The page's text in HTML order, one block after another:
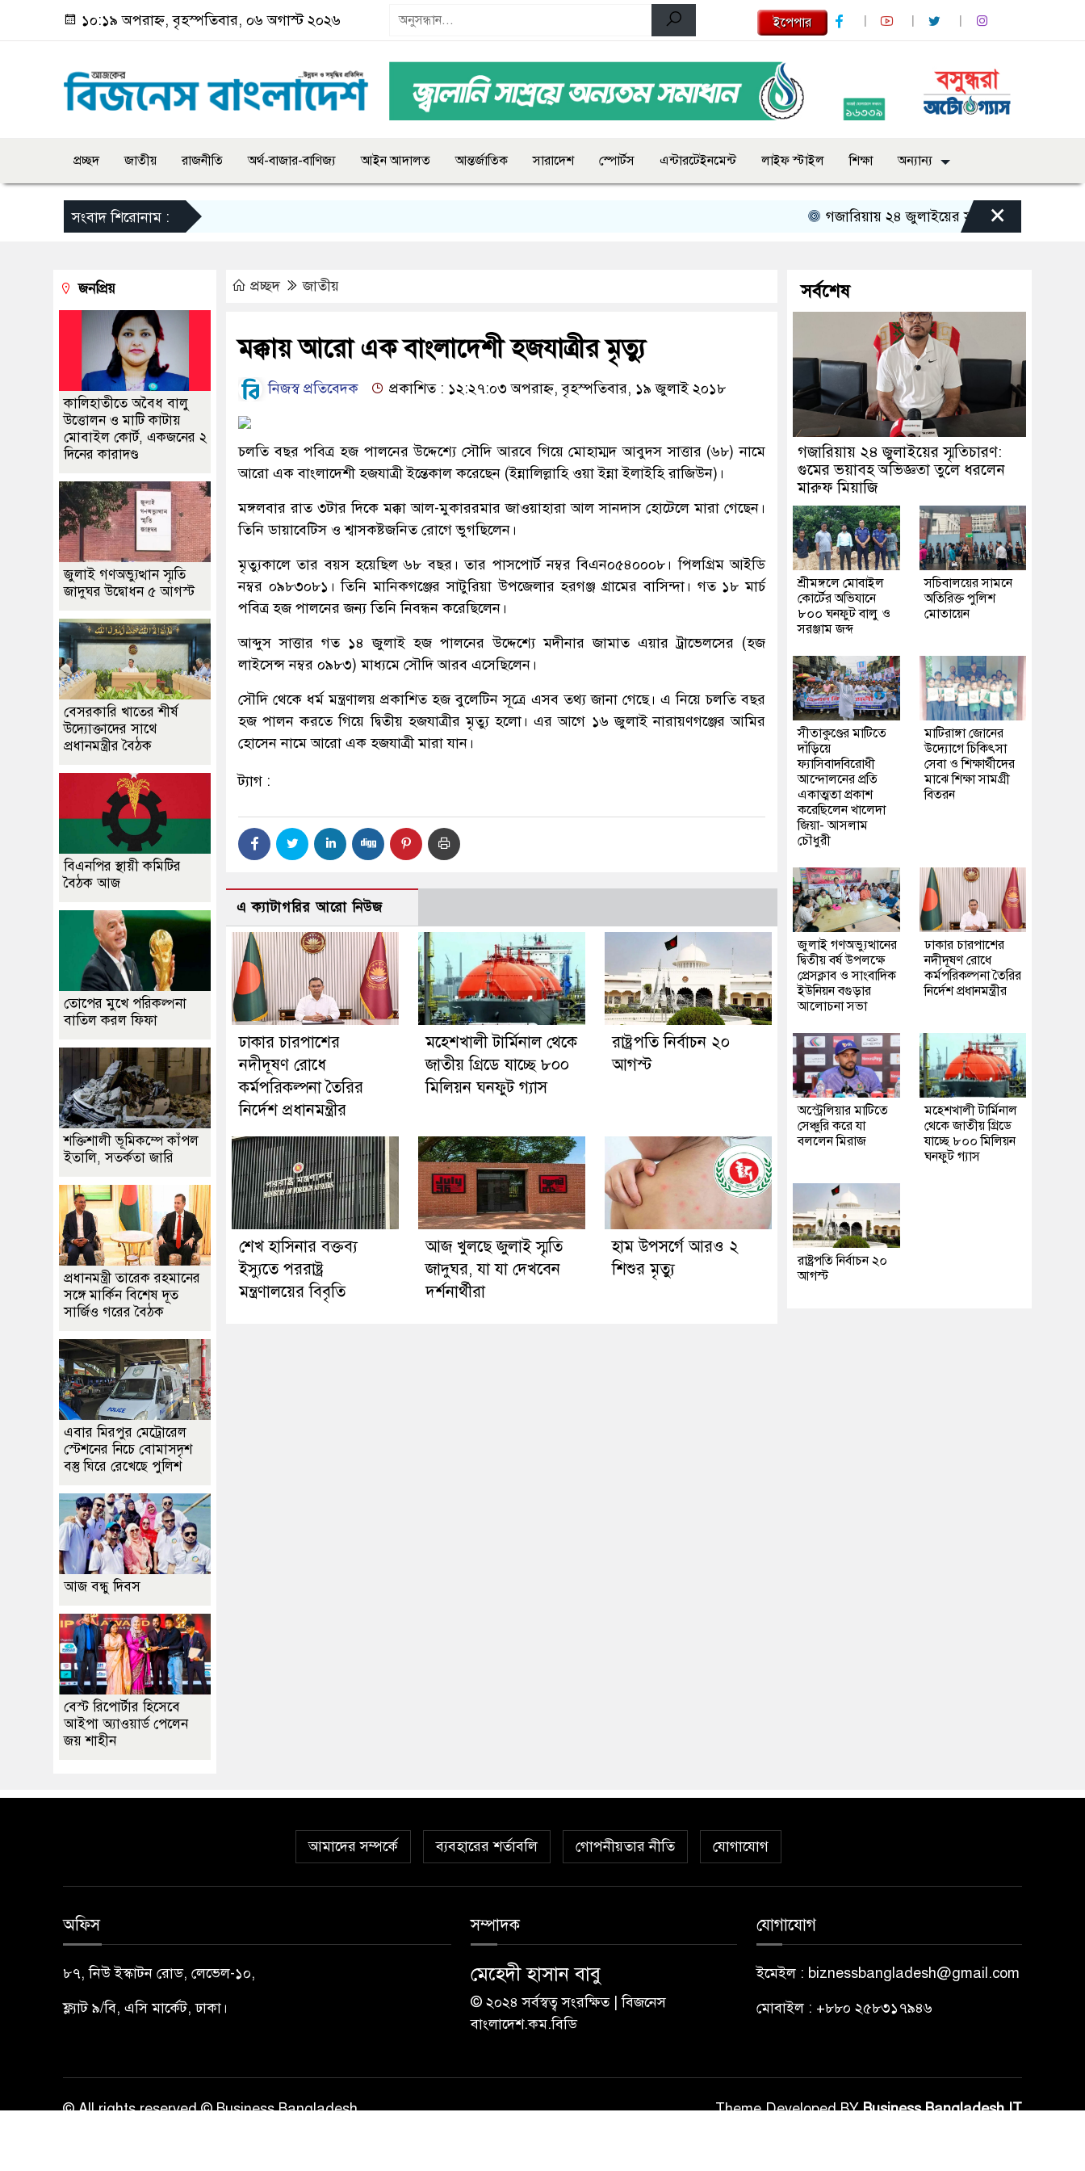
১০:১৯ অপরাহ্ন, বৃহস্পতিবার, ০৬ অগাস্ট ২০২৬ ইপেপার
প্রচ্ছদ জাতীয় রাজনীতি অর্থ-বাজার-বাণিজ্য আইন আদালত আন্তর্জাতিক সারাদেশ স্পোর্টস এন্টারটেইনমেন্ট লাইফ স্টাইল শিক্ষা অন্যান্য
সংবাদ শিরোনাম : গজারিয়ায় ২৪ জুলাইয়ের স্মৃতিচারণ: গুমের ভয়াবহ
×
প্রচ্ছদ জাতীয়
মক্কায় আরো এক বাংলাদেশী হজযাত্রীর মৃত্যু
নিজস্ব প্রতিবেদক প্রকাশিত : ১২:২৭:০৩ অপরাহ্ন, বৃহস্পতিবার, ১৯ জুলাই ২০১৮
চলতি বছর পবিত্র হজ পালনের উদ্দেশ্যে সৌদি আরবে গিয়ে মোহাম্মদ আবুদস সাত্তার (৬৮) নামে
আরো এক বাংলাদেশী হজযাত্রী ইন্তেকাল করেছেন (ইন্নালিল্লাহি ওয়া ইন্না ইলাইহি রাজিউন)।
মঙ্গলবার রাত ৩টার দিকে মক্কা আল-মুকাররমার জাওয়াহারা আল সানদাস হোটেলে মারা গেছেন।
তিনি ডায়াবেটিস ও শ্বাসকষ্টজনিত রোগে ভুগছিলেন।
মৃত্যুকালে তার বয়স হয়েছিল ৬৮ বছর। তার পাসপোর্ট নম্বর বিএন০৫৪০০০৮। পিলগ্রিম আইডি
নম্বর ০৯৮৩০৮১। তিনি মানিকগঞ্জের সাটুরিয়া উপজেলার হরগঞ্জ গ্রামের বাসিন্দা। গত ১৮ মার্চ
পবিত্র হজ পালনের জন্য তিনি নিবন্ধন করেছিলেন।
আব্দুস সাত্তার গত ১৪ জুলাই হজ পালনের উদ্দেশ্যে মদীনার জামাত এয়ার ট্রাভেলসের (হজ
লাইসেন্স নম্বর ০৯৮৩) মাধ্যমে সৌদি আরব এসেছিলেন।
সৌদি থেকে ধর্ম মন্ত্রণালয় প্রকাশিত হজ বুলেটিন সূত্রে এসব তথ্য জানা গেছে। এ নিয়ে চলতি বছর
হজ পালন করতে গিয়ে দ্বিতীয় হজযাত্রীর মৃত্যু হলো। এর আগে ১৬ জুলাই নারায়ণগঞ্জের আমির
হোসেন নামে আরো এক হজযাত্রী মারা যান।
ট্যাগ :
এ ক্যাটাগরির আরো নিউজ
ঢাকার চারপাশের
নদীদূষণ রোধে
কর্মপরিকল্পনা তৈরির
নির্দেশ প্রধানমন্ত্রীর
মহেশখালী টার্মিনাল থেকে
জাতীয় গ্রিডে যাচ্ছে ৮০০
মিলিয়ন ঘনফুট গ্যাস
রাষ্ট্রপতি নির্বাচন ২০
আগস্ট
শেখ হাসিনার বক্তব্য
ইস্যুতে পররাষ্ট্র
মন্ত্রণালয়ের বিবৃতি
আজ খুলছে জুলাই স্মৃতি
জাদুঘর, যা যা দেখবেন
দর্শনার্থীরা
হাম উপসর্গে আরও ২
শিশুর মৃত্যু
জনপ্রিয়
কালিহাতীতে অবৈধ বালু
উত্তোলন ও মাটি কাটায়
মোবাইল কোর্ট, একজনের ২
দিনের কারাদণ্ড
জুলাই গণঅভ্যুত্থান স্মৃতি
জাদুঘর উদ্বোধন ৫ আগস্ট
বেসরকারি খাতের শীর্ষ
উদ্যোক্তাদের সাথে
প্রধানমন্ত্রীর বৈঠক
বিএনপির স্থায়ী কমিটির
বৈঠক আজ
তোপের মুখে পরিকল্পনা
বাতিল করল ফিফা
শক্তিশালী ভূমিকম্পে কাঁপল
ইতালি, সতর্কতা জারি
প্রধানমন্ত্রী তারেক রহমানের
সঙ্গে মার্কিন বিশেষ দূত
সার্জিও গরের বৈঠক
এবার মিরপুর মেট্রোরেল
স্টেশনের নিচে বোমাসদৃশ
বস্তু ঘিরে রেখেছে পুলিশ
আজ বন্ধু দিবস
বেস্ট রিপোর্টার হিসেবে
আইপা অ্যাওয়ার্ড পেলেন
জয় শাহীন
সর্বশেষ
গজারিয়ায় ২৪ জুলাইয়ের স্মৃতিচারণ:
গুমের ভয়াবহ অভিজ্ঞতা তুলে ধরলেন
মারুফ মিয়াজি
শ্রীমঙ্গলে মোবাইল
কোর্টের অভিযানে
৮০০ ঘনফুট বালু ও
সরঞ্জাম জব্দ
সচিবালয়ের সামনে
অতিরিক্ত পুলিশ
মোতায়েন
সীতাকুণ্ডের মাটিতে
দাঁড়িয়ে
ফ্যাসিবাদবিরোধী
আন্দোলনের প্রতি
একাত্মতা প্রকাশ
করেছিলেন খালেদা
জিয়া- আসলাম
চৌধুরী
মাটিরাঙ্গা জোনের
উদ্যোগে চিকিৎসা
সেবা ও শিক্ষার্থীদের
মাঝে শিক্ষা সামগ্রী
বিতরন
জুলাই গণঅভ্যুত্থানের
দ্বিতীয় বর্ষ উপলক্ষে
প্রেসক্লাব ও সাংবাদিক
ইউনিয়ন বগুড়ার
আলোচনা সভা
ঢাকার চারপাশের
নদীদূষণ রোধে
কর্মপরিকল্পনা তৈরির
নির্দেশ প্রধানমন্ত্রীর
অস্ট্রেলিয়ার মাটিতে
সেঞ্চুরি করে যা
বললেন মিরাজ
মহেশখালী টার্মিনাল
থেকে জাতীয় গ্রিডে
যাচ্ছে ৮০০ মিলিয়ন
ঘনফুট গ্যাস
রাষ্ট্রপতি নির্বাচন ২০
আগস্ট
আমাদের সম্পর্কে ব্যবহারের শর্তাবলি গোপনীয়তার নীতি যোগাযোগ
অফিস
৮৭, নিউ ইস্কাটন রোড, লেভেল-১০,
ফ্ল্যাট ৯/বি, এসি মার্কেট, ঢাকা।
সম্পাদক
মেহেদী হাসান বাবু
© ২০২৪ সর্বস্বত্ব সংরক্ষিত | বিজনেস
বাংলাদেশ.কম.বিডি
যোগাযোগ
ইমেইল : biznessbangladesh@gmail.com
মোবাইল : +৮৮০ ২৫৮৩১৭৯৪৬
© All rights reserved © Business Bangladesh Theme Developed BYBusiness Bangladesh IT